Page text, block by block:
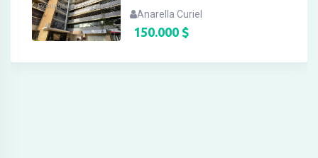
Anarella Curiel
150.000$